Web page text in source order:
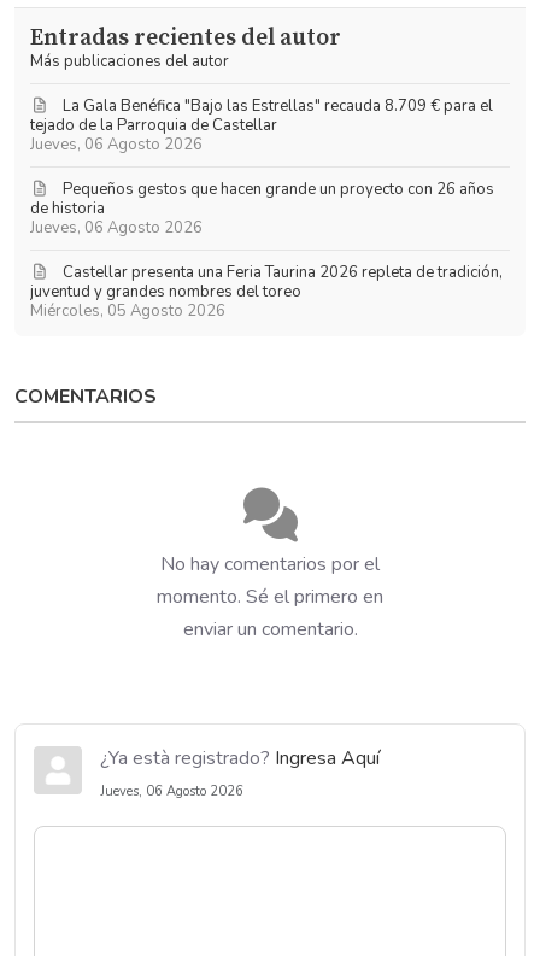
las
actualizaciones
Garrido
Entradas recientes del autor
Más publicaciones del autor
Jueves, 06 Agosto 2026
La Gala Benéfica "Bajo las Estrellas" recauda 8.709 € para el
tejado de la Parroquia de Castellar
Jueves, 06 Agosto 2026
Pequeños gestos que hacen grande un proyecto con 26 años
de historia
Miércoles, 05 Agosto 2026
​Castellar presenta una Feria Taurina 2026 repleta de tradición,
juventud y grandes nombres del toreo
COMENTARIOS
No hay comentarios por el
momento. Sé el primero en
enviar un comentario.
¿Ya està registrado? Ingresa Aquí
Jueves, 06 Agosto 2026